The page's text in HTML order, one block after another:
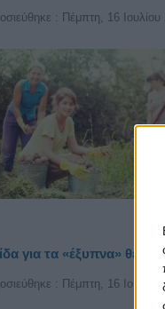
: Πέμπτη, 16
για τα «έξυπνα»
: Πέμπτη, 16